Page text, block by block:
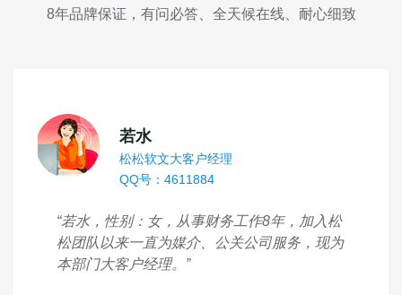
8年品牌保证，有问必答、全天候在线、耐心细致
若水
松松软文大客户经理
QQ号：4611884
“若水，性别：女，从事财务工作8年，加入松
松团队以来一直为媒介、公关公司服务，现为
本部门大客户经理。”